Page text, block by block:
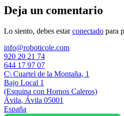
Deja un comentario
Lo siento, debes estarconectado para
info@roboticole.com
920 20 21 74
644 17 97 07
C\ Cuartel de la Montaña, 1
Bajo Local 1
(Esquina con Hornos Caleros)
Ávila, Ávila 05001
España